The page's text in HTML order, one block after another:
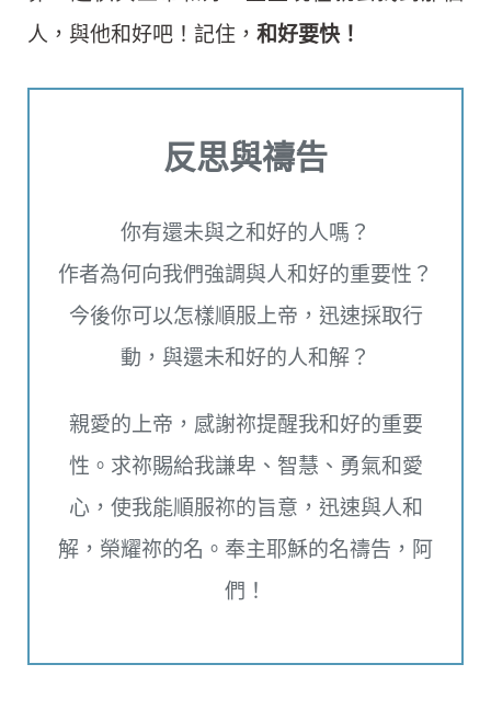
人，與他和好吧！記住， 和好要快！
反思與禱告
你有還未與之和好的人嗎？
作者為何向我們強調與人和好的重要性？
今後你可以怎樣順服上帝，迅速採取行
動，與還未和好的人和解？
親愛的上帝，感謝祢提醒我和好的重要
性。求祢賜給我謙卑、智慧、勇氣和愛
心，使我能順服祢的旨意，迅速與人和
解，榮耀祢的名。奉主耶穌的名禱告，阿
們！